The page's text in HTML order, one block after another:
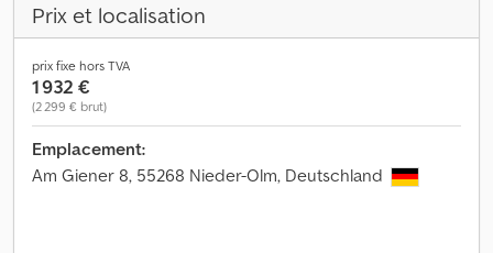
Prix et localisation
prix fixe hors TVA
1 932 €
(2 299 € brut)
Emplacement:
Am Giener 8, 55268 Nieder-Olm, Deutschland